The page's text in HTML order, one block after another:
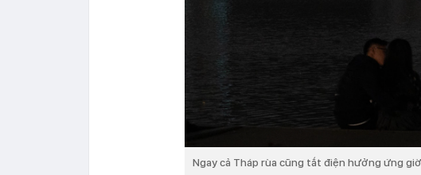
Ngay cả Tháp rùa cũng tắt điện hưởng ứng